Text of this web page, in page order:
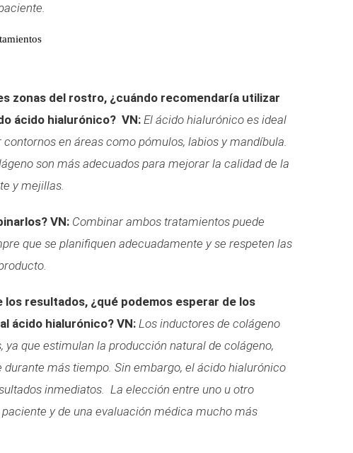
zonas del rostro, ¿cuándo recomendaría utilizar
ácido hialurónico? VN: El ácido hialurónico es ideal
en áreas como pómulos, labios y mandíbula.
son más adecuados para mejorar la calidad de la
y mejillas.
VN: Combinar ambos tratamientos puede
que se planifiquen adecuadamente y se respeten las
los resultados, ¿qué podemos esperar de los
ácido hialurónico? VN: Los inductores de colágeno
que estimulan la producción natural de colágeno,
más tiempo. Sin embargo, el ácido hialurónico
inmediatos. La elección entre uno u otro
y de una evaluación médica mucho más